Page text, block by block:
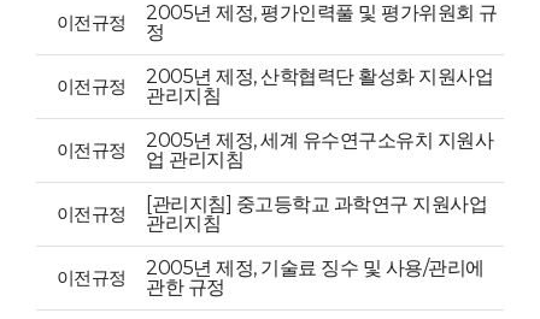
이전규정
2005년 제정, 평가인력풀 및 평가위원회 규
정
이전규정
2005년 제정, 산학협력단 활성화 지원사업
관리지침
이전규정
2005년 제정, 세계 유수연구소유치 지원사
업 관리지침
이전규정
[관리지침] 중고등학교 과학연구 지원사업
관리지침
이전규정
2005년 제정, 기술료 징수 및 사용/관리에
관한 규정